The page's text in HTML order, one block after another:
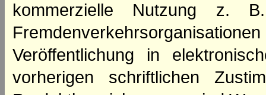
kommerzielle Nutzung z.
Veröffentlichung in
vorherigen schriftlichen